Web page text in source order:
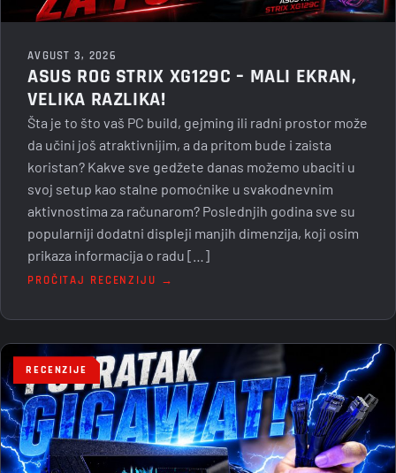
AVGUST 3, 2026
ASUS ROG STRIX XG129C – MALI EKRAN,
VELIKA RAZLIKA!
Šta je to što vaš PC build, gejming ili radni prostor može
da učini još atraktivnijim, a da pritom bude i zaista
koristan? Kakve sve gedžete danas možemo ubaciti u
svoj setup kao stalne pomoćnike u svakodnevnim
aktivnostima za računarom? Poslednjih godina sve su
popularniji dodatni displeji manjih dimenzija, koji osim
prikaza informacija o radu […]
PROČITAJ RECENZIJU →
RECENZIJE